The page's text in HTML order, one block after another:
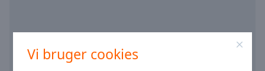
Vi bruger cookies
window.